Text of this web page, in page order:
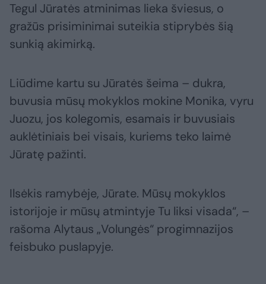
Tegul Jūratės atminimas lieka šviesus, o
gražūs prisiminimai suteikia stiprybės šią
sunkią akimirką.
Liūdime kartu su Jūratės šeima – dukra,
buvusia mūsų mokyklos mokine Monika, vyru
Juozu, jos kolegomis, esamais ir buvusiais
auklėtiniais bei visais, kuriems teko laimė
Jūratę pažinti.
Ilsėkis ramybėje, Jūrate. Mūsų mokyklos
istorijoje ir mūsų atmintyje Tu liksi visada“, –
rašoma Alytaus „Volungės“ progimnazijos
feisbuko puslapyje.